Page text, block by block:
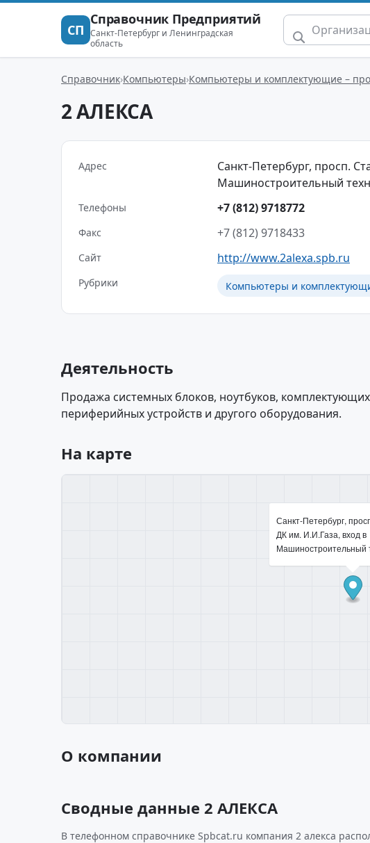
СП
Справочник Предприятий
Санкт-Петербург и Ленинградская
область
Справочник Компьютеры Компьютеры и комплектующие –
2 АЛЕКСА
Адрес
Санкт-Петербург, просп.
Машиностроительный
Телефоны +7 (812) 9718772
Факс +7 (812) 9718433
Сайт http://www.2alexa.spb.ru
Рубрики Компьютеры и
Деятельность
Продажа системных блоков, ноутбуков,
периферийных устройств и другого оборудования.
На карте
Санкт-Петербург,
ДК им. И.И.Газа, вход в
Машиностроительный
О компании
Сводные данные 2 АЛЕКСА
В телефонном справочнике Spbcat.ru компания 2 алекса